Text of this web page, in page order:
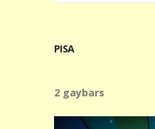
PISA
2 gaybars